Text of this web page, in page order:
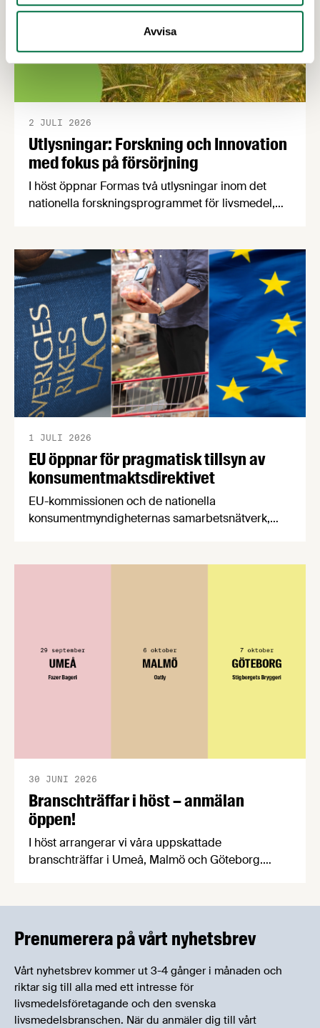
Avvisa
Utlysningar: Forskning och Innovation
med fokus på försörjning
2 JULI 2026
I höst öppnar Formas två utlysningar inom det
nationella forskningsprogrammet för livsmedel,
en motståndskraftig livsmedelsförsörjning", och
båda syftar till att bana väg för innovationer som
stärker Sveriges livsmedelsförsörjning.
EU öppnar för pragmatisk tillsyn av
konsumentmaktsdirektivet
1 JULI 2026
EU-kommissionen och de nationella
konsumentmyndigheternas samarbetsnätverk,
konsumentmaktsdirektivet. Livsmedelsföretagen
Branschträffar i höst – anmälan
öppen!
30 JUNI 2026
I höst arrangerar vi våra uppskattade
branschträffar i Umeå, Malmö och Göteborg.
kan träffa branschkollegor och utbyta
Prenumerera på vårt nyhetsbrev
Vårt nyhetsbrev kommer ut 3-4 gånger i månaden och
riktar sig till alla med ett intresse för
livsmedelsföretagande och den svenska
livsmedelsbranschen. När du anmäler dig till vårt